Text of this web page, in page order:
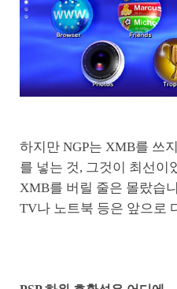
하지만 NGP는 XMB를 쓰
를 넣는 것, 그것이 최선이
XMB를 버릴 줄은 몰랐습
TV나 노트북 등은 앞으로